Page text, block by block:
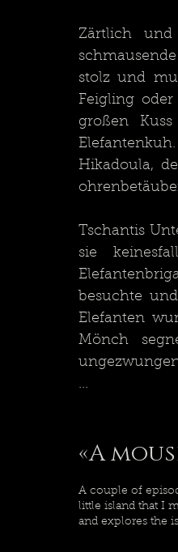
Zärtlich
stolz und
Feigling
großen
Hikadoula,
Tschantis
sie
besuchte
Elefanten
Mönch
...
«A
A couple of
little island that I
and explores the